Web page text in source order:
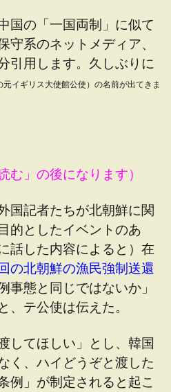
国の「一国両制」に似て
守系のネットメディア、
引用します。久しぶりに
イギリス大使館公使）の名前が出てきま
む」の後になります）
国記者たちが北朝鮮に関
的としたイベントのあ
話した内容によると）在
の北朝鮮の漁民強制送還
事態と同じではないか」
、テ公使は伝えた。
してほしい」とし、韓国
く、ハイどうぞと渡した
例」が制定されると起こ